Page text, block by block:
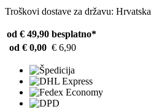
Troškovi dostave za državu: Hrvatska
od € 49,90 besplatno*
od € 0,00 € 6,90